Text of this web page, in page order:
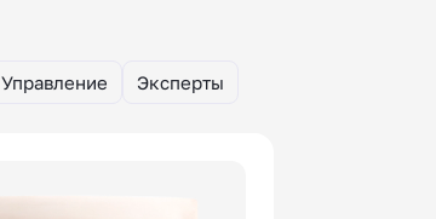
Управление Эксперты